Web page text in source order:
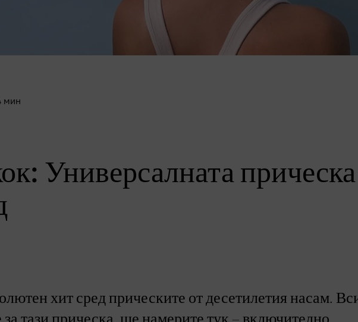
мин
Универсалната прическа
хит сред прическите от десетилетия насам.